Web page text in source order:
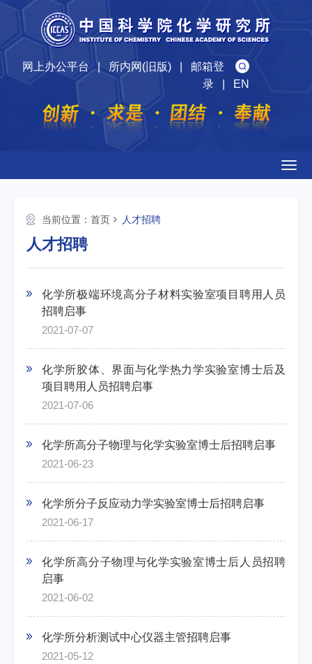
网上办公平台|所内网(旧版)| 邮箱登
录| EN
当前位置： 首页 人才招聘
人才招聘
化学所极端环境高分子材料实验室项目聘用人员
招聘启事
2021-07-07
化学所胶体、界面与化学热力学实验室博士后及
项目聘用人员招聘启事
2021-07-06
化学所高分子物理与化学实验室博士后招聘启事
2021-06-23
化学所分子反应动力学实验室博士后招聘启事
2021-06-17
化学所高分子物理与化学实验室博士后人员招聘
启事
2021-06-02
化学所分析测试中心仪器主管招聘启事
2021-05-12